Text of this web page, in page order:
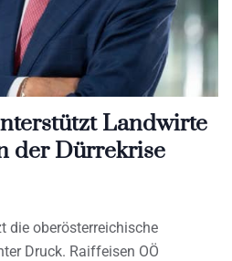
Landwirte
der Dürrekrise
die oberösterreichische
Druck. Raiffeisen OÖ